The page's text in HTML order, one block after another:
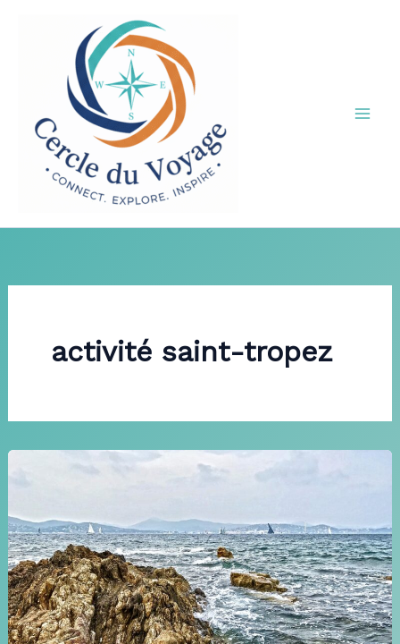
activité saint-tropez